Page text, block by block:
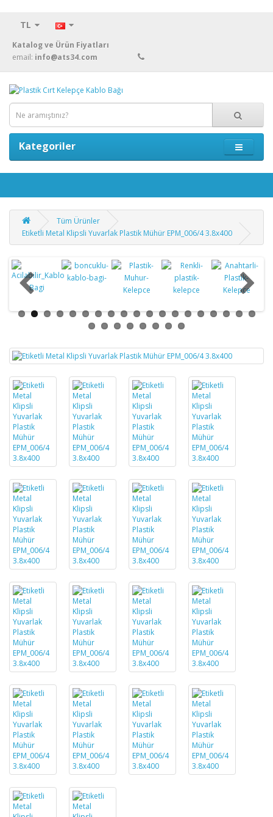
TL
Katalog ve Ürün Fiyatları
email: info@ats34.com
Kategoriler
Tüm Ürünler
Etiketli Metal Klipsli Yuvarlak Plastik Mühür EPM_006/4 3.8x400